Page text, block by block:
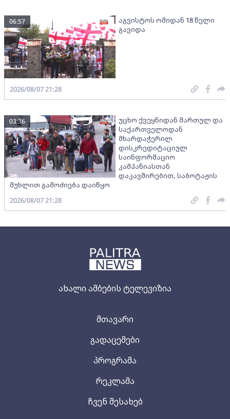
ახალი ამბების ტელევიზია
მთავარი
გადაცემები
პროგრამა
რეკლამა
ჩვენ შესახებ
აგვისტოს ომიდან 18 წელი
გავიდა
06:57
2026/08/07 21:28
უცხო ქვეყნიდან მართულ და
საქართველოდან
მხარდაჭერილ
დისკრედიტაციულ
საინფორმაციო
კამპანიასთან
დაკავშირებით, საბოტაჟის
მუხლით გამოძიება დაიწყო
03:36
2026/08/07 21:28